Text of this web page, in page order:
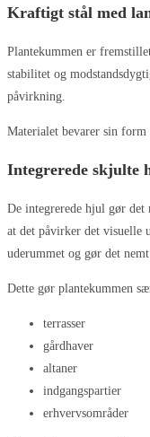
Kraftigt stål med
Plantekummen er
stabilitet og
påvirkning.
Materialet bevarer sin
Integrerede skjulte
De integrerede hjul gør
at det påvirker det
uderummet og gør det
Dette gør plantekummen
terrasser
gårdhaver
altaner
indgangspartier
erhvervsområder